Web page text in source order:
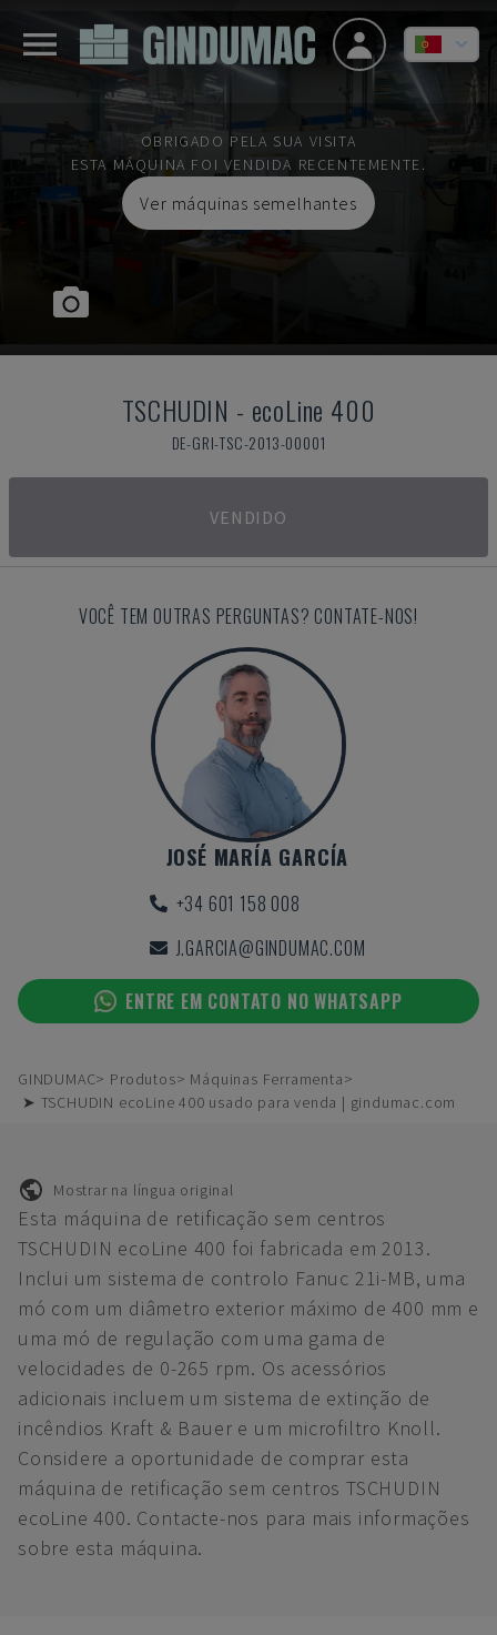
OBRIGADO PELA SUA VISITA
ESTA MÁQUINA FOI VENDIDA RECENTEMENTE.
Ver máquinas semelhantes
TSCHUDIN - ecoLine 400
DE-GRI-TSC-2013-00001
VENDIDO
VOCÊ TEM OUTRAS PERGUNTAS? CONTATE-NOS!
JOSÉ MARÍA GARCÍA
+34 601 158 008
J.GARCIA@GINDUMAC.COM
ENTRE EM CONTATO NO WHATSAPP
GINDUMAC Produtos
Máquinas Ferramenta
➤ TSCHUDIN ecoLine 400 usado para venda | gindumac.com
Mostrar na língua original
Esta máquina de retificação sem centros
TSCHUDIN ecoLine 400 foi fabricada em 2013.
Inclui um sistema de controlo Fanuc 21i-MB, uma
mó com um diâmetro exterior máximo de 400 mm e
uma mó de regulação com uma gama de
velocidades de 0-265 rpm. Os acessórios
adicionais incluem um sistema de extinção de
incêndios Kraft & Bauer e um microfiltro Knoll.
Considere a oportunidade de comprar esta
máquina de retificação sem centros TSCHUDIN
ecoLine 400. Contacte-nos para mais informações
sobre esta máquina.